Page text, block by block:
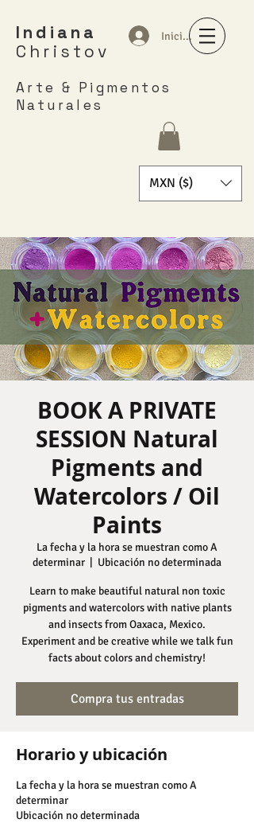
Indiana
Christov
Arte & Pigmentos
Naturales
Iniciar sesión
MXN ($)
BOOK A PRIVATE
SESSION Natural
Pigments and
Watercolors / Oil
Paints
La fecha y la hora se muestran como A
determinar
  |
Ubicación no determinada
Learn to make beautiful natural non toxic
pigments and watercolors with native plants
and insects from Oaxaca, Mexico.
Experiment and be creative while we talk fun
facts about colors and chemistry!
Compra tus entradas
Horario y ubicación
La fecha y la hora se muestran como A
determinar
Ubicación no determinada